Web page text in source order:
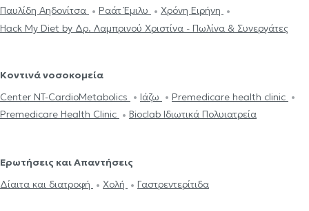
Παυλίδη Αηδονίτσα
Ραάτ Έμιλυ
Χρόνη Ειρήνη
Hack My Diet by Δρ. Λαμπρινού Χριστίνα - Πωλίνα & Συνεργάτες
Κοντινά νοσοκομεία
Center NT-CardioMetabolics
Ιάζω
Premedicare health clinic
Premedicare Health Clinic
Bioclab Ιδιωτικά Πολυιατρεία
Ερωτήσεις και Απαντήσεις
Δίαιτα και διατροφή
Χολή Γαστρεντερίτιδα